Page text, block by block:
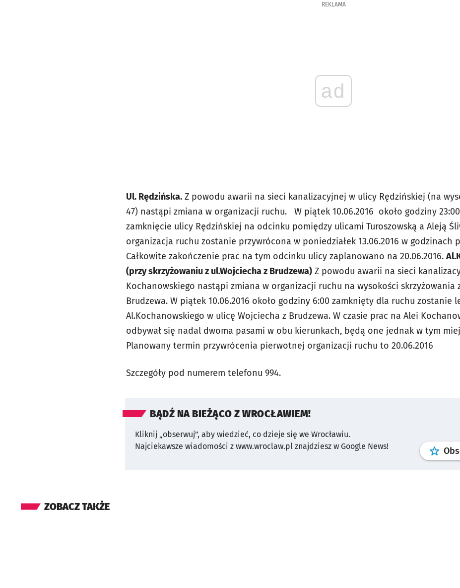
REKLAMA
ad
Ul. Rędzińska. Z powodu awarii na sieci kanalizacyjnej w ulicy Rędzińskiej (na
47) nastąpi zmiana w organizacji ruchu. W piątek 10.06.2016 około godziny
zamknięcie ulicy Rędzińskiej na odcinku pomiędzy ulicami Turoszowską a Aleją
organizacja ruchu zostanie przywrócona w poniedziałek 13.06.2016 w godzinach
Całkowite zakończenie prac na tym odcinku ulicy zaplanowano na 20.06.2016.
(przy skrzyżowaniu z ul.Wojciecha z Brudzewa) Z powodu awarii na sieci
Kochanowskiego nastąpi zmiana w organizacji ruchu na wysokości skrzyżowania
Brudzewa. W piątek 10.06.2016 około godziny 6:00 zamknięty dla ruchu zostanie
Al.Kochanowskiego w ulicę Wojciecha z Brudzewa. W czasie prac na Alei
odbywał się nadal dwoma pasami w obu kierunkach, będą one jednak w tym
Planowany termin przywrócenia pierwotnej organizacji ruchu to 20.06.2016
Szczegóły pod numerem telefonu 994.
BĄDŹ NA BIEŻĄCO Z WROCŁAWIEM!
Kliknij „obserwuj”, aby wiedzieć, co dzieje się we Wrocławiu.
Najciekawsze wiadomości z www.wroclaw.pl znajdziesz w Google News!
ZOBACZ TAKŻE